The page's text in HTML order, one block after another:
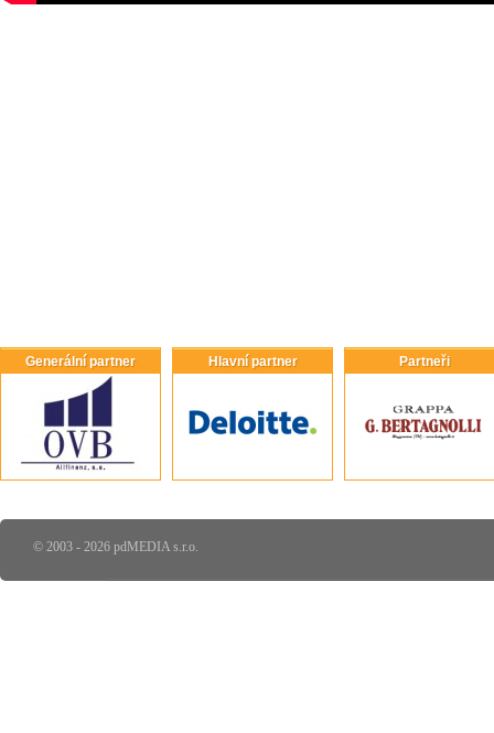
Generální partner Hlavní partner Partneři
© 2003 - 2026 pdMEDIA s.r.o.